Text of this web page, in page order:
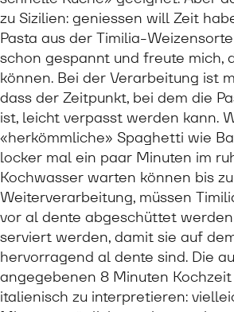
zu Sizilien: geniessen will Zeit
Pasta aus der Timilia-
schon gespannt und freute mich,
können. Bei der Verarbeitung ist
dass der Zeitpunkt, bei dem die
ist, leicht verpasst werden kann.
«herkömmliche» Spaghetti wie
locker mal ein paar Minuten im
Kochwasser warten können bis
Weiterverarbeitung, müssen
vor al dente abgeschüttet
serviert werden, damit sie auf
hervorragend al dente sind. Die
angegebenen 8 Minuten
italienisch zu interpretieren: